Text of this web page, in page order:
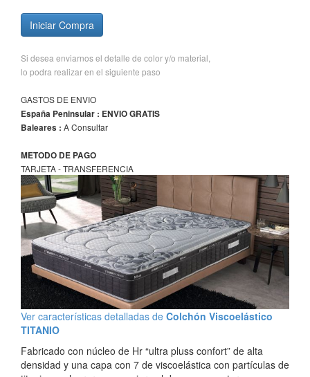
Iniciar Compra
Si desea enviarnos el detalle de color y/o material,
lo podra realizar en el siguiente paso
GASTOS DE ENVIO
España Peninsular : ENVIO GRATIS
Baleares : A Consultar
METODO DE PAGO
TARJETA - TRANSFERENCIA
Ver características detalladas de Colchón Viscoelástico
TITANIO
Fabricado con núcleo de Hr “ultra pluss confort” de alta
densidad y una capa con 7 de viscoelástica con partículas de